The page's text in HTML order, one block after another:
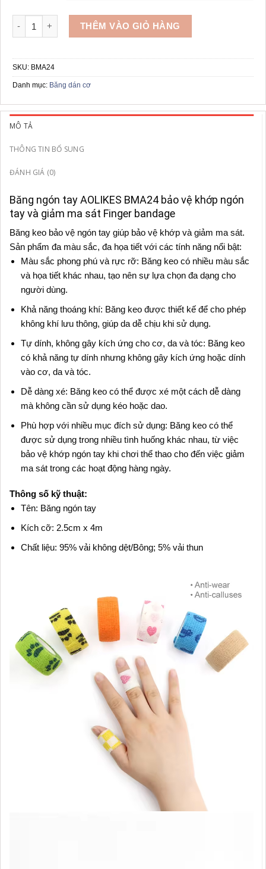
Băng ngón tay AOLIKES BMA24 số lượng
THÊM VÀO GIỎ HÀNG
SKU: BMA24
Danh mục: Băng dán cơ
MÔ TẢ
THÔNG TIN BỔ SUNG
ĐÁNH GIÁ (0)
Băng ngón tay AOLIKES BMA24 bảo vệ khớp ngón
tay và giảm ma sát Finger bandage
Băng keo bảo vệ ngón tay giúp bảo vệ khớp và giảm ma sát.
Sản phẩm đa màu sắc, đa họa tiết với các tính năng nổi bật:
Màu sắc phong phú và rực rỡ: Băng keo có nhiều màu sắc
và họa tiết khác nhau, tạo nên sự lựa chọn đa dạng cho
người dùng.
Khả năng thoáng khí: Băng keo được thiết kế để cho phép
không khí lưu thông, giúp da dễ chịu khi sử dụng.
Tự dính, không gây kích ứng cho cơ, da và tóc: Băng keo
có khả năng tự dính nhưng không gây kích ứng hoặc dính
vào cơ, da và tóc.
Dễ dàng xé: Băng keo có thể được xé một cách dễ dàng
mà không cần sử dụng kéo hoặc dao.
Phù hợp với nhiều mục đích sử dụng: Băng keo có thể
được sử dụng trong nhiều tình huống khác nhau, từ việc
bảo vệ khớp ngón tay khi chơi thể thao cho đến việc giảm
ma sát trong các hoạt động hàng ngày.
Thông số kỹ thuật:
Tên: Băng ngón tay
Kích cỡ: 2.5cm x 4m
Chất liệu: 95% vải không dệt/Bông; 5% vải thun